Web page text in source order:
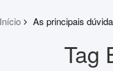
Início As principais
Tag